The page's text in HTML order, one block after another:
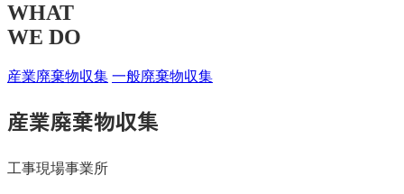
WHAT
WE DO
産業廃棄物収集 一般廃棄物収集
産業廃棄物収集
工事現場事業所